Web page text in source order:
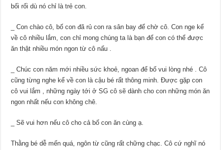
bối rối dù nó chỉ là trẻ con.
_ Con chào cô, bố con đã rủ con ra sân bay để chờ cô. Con nge kể
về cô nhiều lắm, con chỉ mong chúng ta là bạn để con có thể được
ăn thật nhiều món ngon từ cô nấu .
_ Chúc con năm mới nhiều sức khoẻ, ngoan để bố vui lòng nhé . Cô
cũng từng nghe kể về con là cậu bé rất thông minh. Được gặp con
cô vui lắm , những ngày tới ở SG cô sẽ dành cho con những món ăn
ngon nhất nếu con không chê.
_ Sẽ vui hơn nếu cô cho cả bố con ăn cùng ạ.
Thằng bé dễ mến quá, ngôn từ cũng rất chững chạc. Cô cứ nghĩ nó